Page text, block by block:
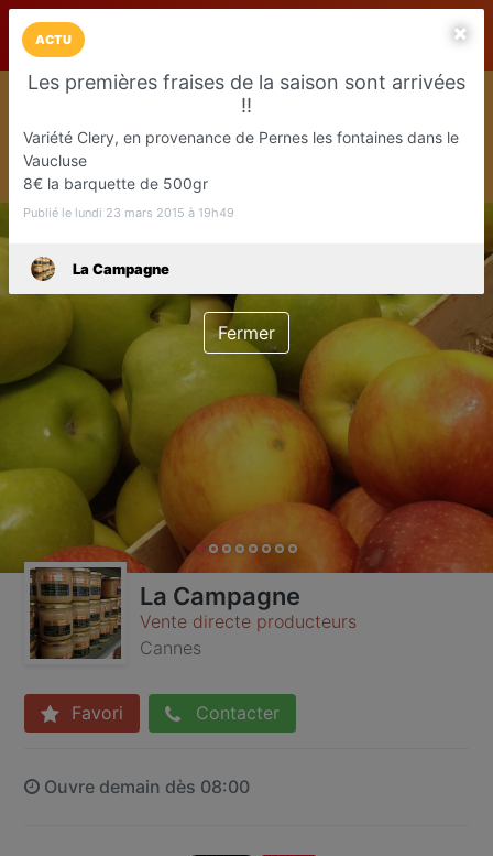
LaCarte Play Store
Installez l'App LaCarte
Téléchargez gratuitement l'app LaCarte pour suivre vos
commerces favoris et ne rien rater !
La Campagne
Vente directe producteurs
Cannes
Favori Contacter
Ouvre demain dès 08:00
ACTU
Les premières fraises de la saison sont arrivées
!!
Variété Clery, en provenance de Pernes les fontaines dans le
Vaucluse
8€ la barquette de 500gr
Publié le lundi 23 mars 2015 à 19h49
La Campagne
Fermer